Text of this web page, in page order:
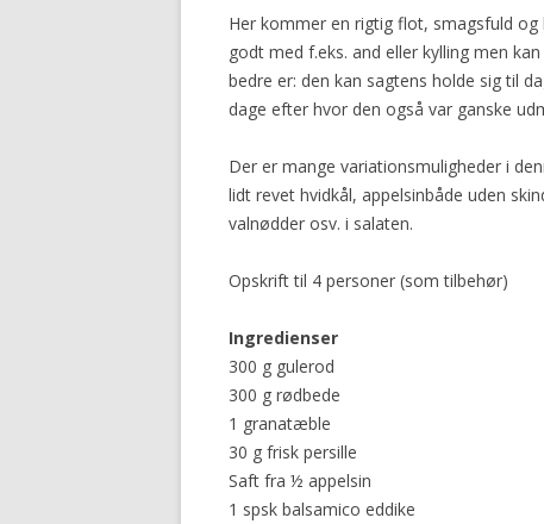
Her kommer en rigtig flot, smagsfuld
godt med f.eks. and eller kylling men
bedre er: den kan sagtens holde sig til
dage efter hvor den også var ganske
Der er mange variationsmuligheder i
lidt revet hvidkål, appelsinbåde uden
valnødder osv. i salaten.
Opskrift til 4 personer (som tilbehør)
Ingredienser
300 g gulerod
300 g rødbede
1 granatæble
30 g frisk persille
Saft fra ½ appelsin
1 spsk balsamico eddike